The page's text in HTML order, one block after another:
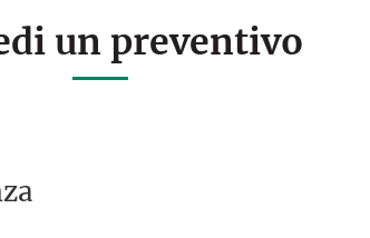
un preventivo